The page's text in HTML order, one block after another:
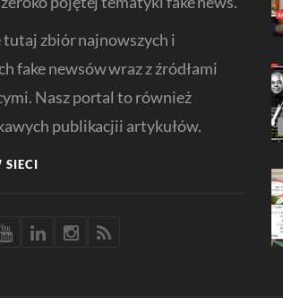
tutaj zbiór najnowszych i
fake newsów wraz z źródłami
Nasz portal to również
publikacjii artykułów.
SIECI